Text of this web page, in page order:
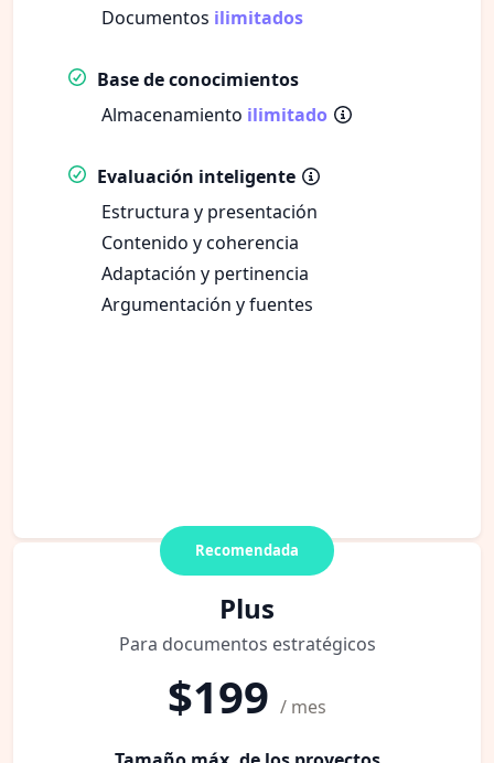
Documentos ilimitados
Base de conocimientos
Almacenamiento ilimitado
Evaluación inteligente
Estructura y presentación
Contenido y coherencia
Adaptación y pertinencia
Argumentación y fuentes
Recomendada
Plus
Para documentos estratégicos
$199 / mes